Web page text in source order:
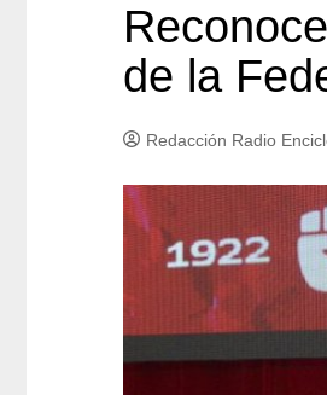
de la
Redacción Radio